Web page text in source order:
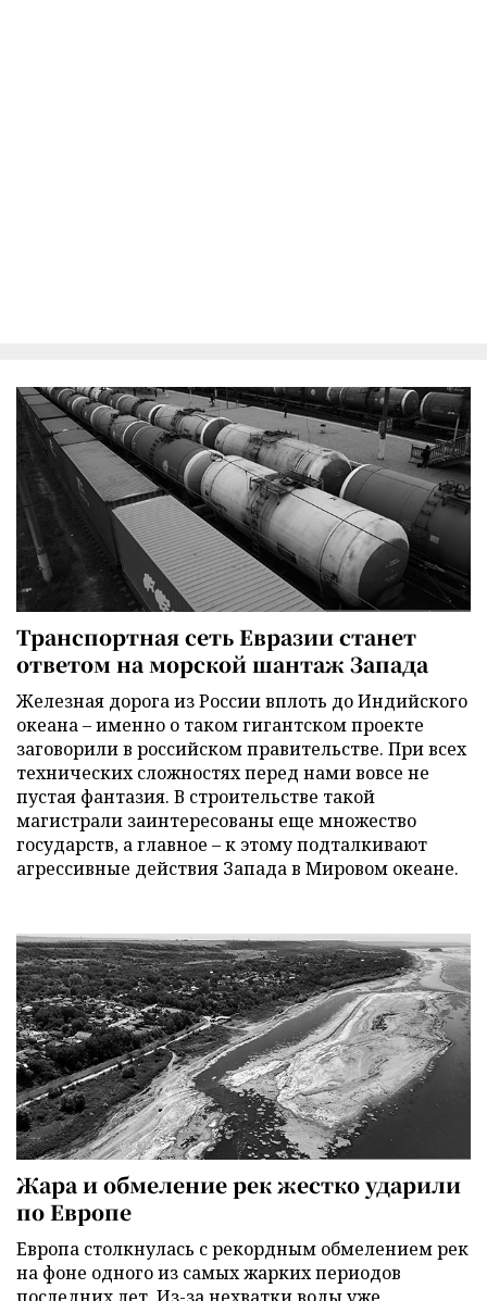
Транспортная сеть Евразии станет
ответом на морской шантаж Запада
Железная дорога из России вплоть до Индийского
океана – именно о таком гигантском проекте
заговорили в российском правительстве. При всех
технических сложностях перед нами вовсе не
пустая фантазия. В строительстве такой
магистрали заинтересованы еще множество
государств, а главное – к этому подталкивают
агрессивные действия Запада в Мировом океане.
Жара и обмеление рек жестко ударили
по Европе
Европа столкнулась с рекордным обмелением рек
на фоне одного из самых жарких периодов